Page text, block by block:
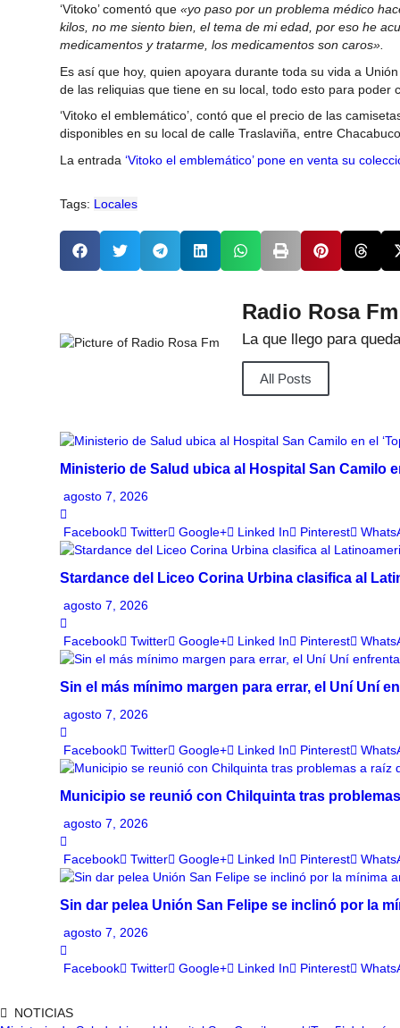
‘Vitoko’ comentó que «yo paso por un problema médico
kilos, no me siento bien, el tema de mi edad, por eso he
medicamentos y tratarme, los medicamentos son caros».
Es así que hoy, quien apoyara durante toda su vida a
de las reliquias que tiene en su local, todo esto para poder
‘Vitoko el emblemático’, contó que el precio de las
disponibles en su local de calle Traslaviña, entre
La entrada ‘Vitoko el emblemático’ pone en venta su
Tags: Locales
Radio Rosa Fm
La que llego para
All Posts
Ministerio de Salud ubica al Hospital San Camilo
agosto 7, 2026
Facebook Twitter Google+ Linked In Pinterest
Stardance del Liceo Corina Urbina clasifica al
agosto 7, 2026
Facebook Twitter Google+ Linked In Pinterest
Sin el más mínimo margen para errar, el Uní Uní
agosto 7, 2026
Facebook Twitter Google+ Linked In Pinterest
Municipio se reunió con Chilquinta tras
agosto 7, 2026
Facebook Twitter Google+ Linked In Pinterest
Sin dar pelea Unión San Felipe se inclinó por la
agosto 7, 2026
Facebook Twitter Google+ Linked In Pinterest
NOTICIAS